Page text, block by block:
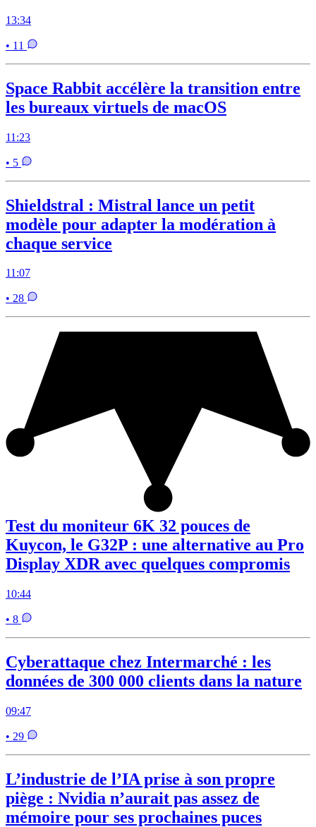
13:34
• 11
Space Rabbit accélère la transition entre
les bureaux virtuels de macOS
11:23
• 5
Shieldstral : Mistral lance un petit
modèle pour adapter la modération à
chaque service
11:07
• 28
Test du moniteur 6K 32 pouces de
Kuycon, le G32P : une alternative au Pro
Display XDR avec quelques compromis
10:44
• 8
Cyberattaque chez Intermarché : les
données de 300 000 clients dans la nature
09:47
• 29
L’industrie de l’IA prise à son propre
piège : Nvidia n’aurait pas assez de
mémoire pour ses prochaines puces